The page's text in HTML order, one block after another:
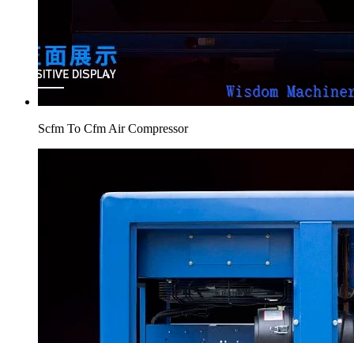
Scfm To Cfm Air Compressor